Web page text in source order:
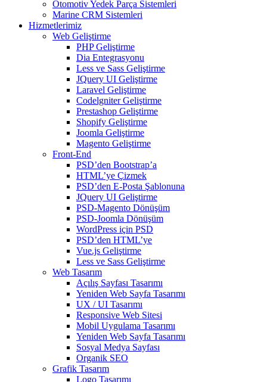
Otomotiv Yedek Parça Sistemleri
Marine CRM Sistemleri
Hizmetlerimiz
Web Geliştirme
PHP Geliştirme
Dia Entegrasyonu
Less ve Sass Geliştirme
JQuery UI Geliştirme
Laravel Geliştirme
Codelgniter Geliştirme
Prestashop Geliştirme
Shopify Geliştirme
Joomla Geliştirme
Magento Geliştirme
Front-End
PSD’den Bootstrap’a
HTML’ye Çizmek
PSD’den E-Posta Şablonuna
JQuery UI Geliştirme
PSD-Magento Dönüşüm
PSD-Joomla Dönüşüm
WordPress için PSD
PSD’den HTML’ye
Vue.js Geliştirme
Less ve Sass Geliştirme
Web Tasarım
Açılış Sayfası Tasarımı
Yeniden Web Sayfa Tasarımı
UX / UI Tasarımı
Responsive Web Sitesi
Mobil Uygulama Tasarımı
Yeniden Web Sayfa Tasarımı
Sosyal Medya Sayfası
Organik SEO
Grafik Tasarım
Logo Tasarımı